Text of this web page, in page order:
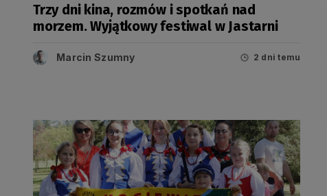
Trzy dni kina, rozmów i spotkań nad
morzem. Wyjątkowy festiwal w Jastarni
Marcin Szumny 2 dni temu